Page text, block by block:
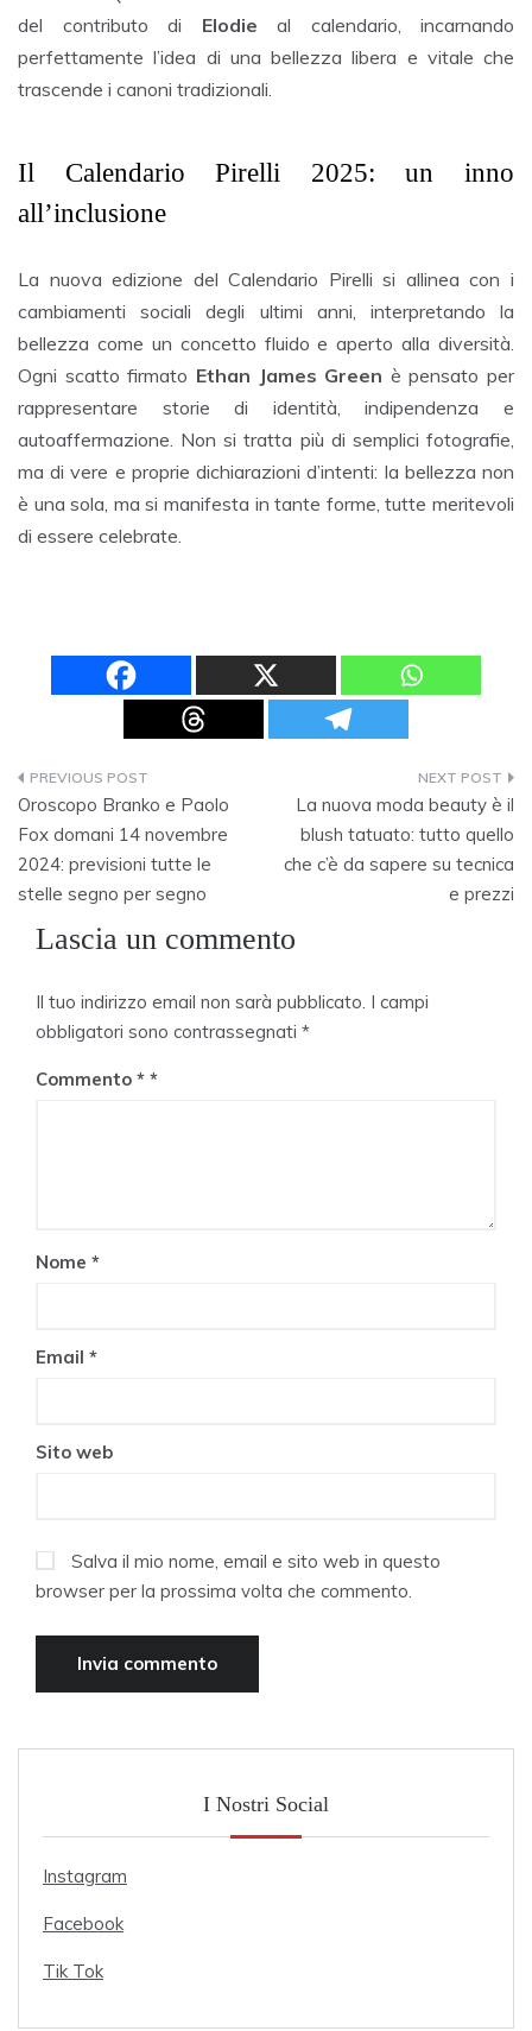
del contributo di Elodie al calendario, incarnando
perfettamente l’idea di una bellezza libera e vitale che
trascende i canoni tradizionali.
Il Calendario Pirelli 2025: un inno
all’inclusione
La nuova edizione del Calendario Pirelli si allinea con i
cambiamenti sociali degli ultimi anni, interpretando la
bellezza come un concetto fluido e aperto alla diversità.
Ogni scatto firmato Ethan James Green è pensato per
rappresentare storie di identità, indipendenza e
autoaffermazione. Non si tratta più di semplici fotografie,
ma di vere e proprie dichiarazioni d’intenti: la bellezza non
è una sola, ma si manifesta in tante forme, tutte meritevoli
di essere celebrate.
Navigazione
articoli
Oroscopo Branko e Paolo
Fox domani 14 novembre
2024: previsioni tutte le
stelle segno per segno
La nuova moda beauty è il
blush tatuato: tutto quello
che c’è da sapere su tecnica
e prezzi
Lascia un commento
Il tuo indirizzo email non sarà pubblicato. I campi
obbligatori sono contrassegnati *
Commento *
Nome *
Email *
Sito web
Salva il mio nome, email e sito web in questo
browser per la prossima volta che commento.
I Nostri Social
Instagram
Facebook
Tik Tok